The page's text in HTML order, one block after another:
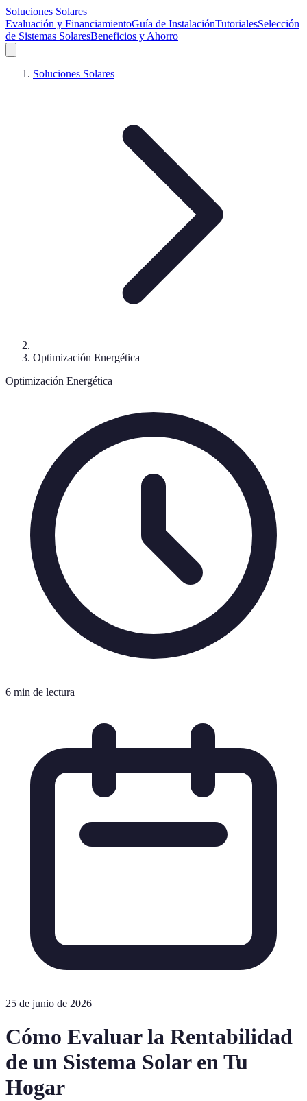
Soluciones Solares
Evaluación y FinanciamientoGuía de InstalaciónTutorialesSelección
de Sistemas SolaresBeneficios y Ahorro
Soluciones Solares
Optimización Energética
Optimización Energética
6 min de lectura
25 de junio de 2026
Cómo Evaluar la Rentabilidad
de un Sistema Solar en Tu
Hogar